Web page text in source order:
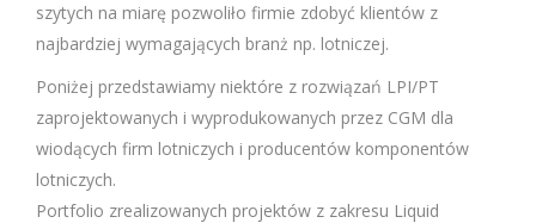
szytych na miarę pozwoliło firmie zdobyć klientów z
najbardziej wymagających branż np. lotniczej.
Poniżej przedstawiamy niektóre z rozwiązań LPI/PT
zaprojektowanych i wyprodukowanych przez CGM dla
wiodących firm lotniczych i producentów komponentów
lotniczych.
Portfolio zrealizowanych projektów z zakresu Liquid